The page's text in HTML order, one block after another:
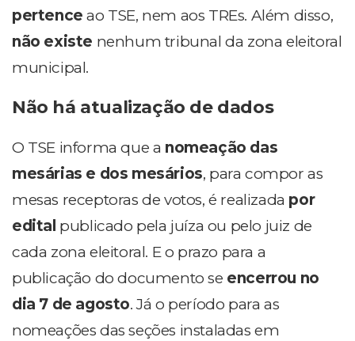
pertence ao TSE, nem aos TREs. Além disso,
não existe nenhum tribunal da zona eleitoral
municipal.
Não há atualização de dados
O TSE informa que a nomeação das
mesárias e dos mesários, para compor as
mesas receptoras de votos, é realizada por
edital publicado pela juíza ou pelo juiz de
cada zona eleitoral. E o prazo para a
publicação do documento se encerrou no
dia 7 de agosto. Já o período para as
nomeações das seções instaladas em